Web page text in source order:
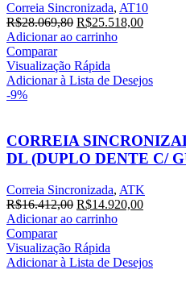
Correia Sincronizada, AT10
R$28.069,80 R$25.518,00
Adicionar ao carrinho
Comparar
Visualização Rápida
Adicionar à Lista de Desejos
-9%
CORREIA
DL (DUPLO DENTE C/
Correia Sincronizada, ATK
R$16.412,00 R$14.920,00
Adicionar ao carrinho
Comparar
Visualização Rápida
Adicionar à Lista de Desejos